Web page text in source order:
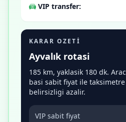
VIP transfer:
KARAR OZETI
Ayvalık rotasi
185 km, yaklasik 180 dk. Arac
basi sabit fiyat ile taksimetre
belirsizligi azalir.
VIP sabit fiyat